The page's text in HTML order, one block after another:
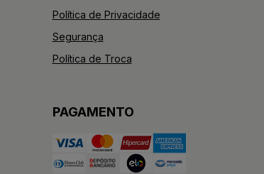
Política de Privacidade
Segurança
Política de Troca
PAGAMENTO